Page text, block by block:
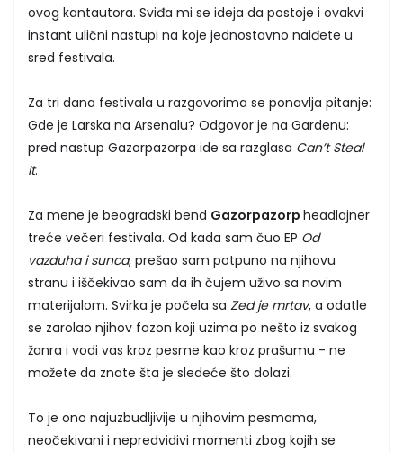
ovog kantautora. Sviđa mi se ideja da postoje i ovakvi
instant ulični nastupi na koje jednostavno naiđete u
sred festivala.
Za tri dana festivala u razgovorima se ponavlja pitanje:
Gde je Larska na Arsenalu? Odgovor je na Gardenu:
pred nastup Gazorpazorpa ide sa razglasa Can’t Steal
It.
Za mene je beogradski bend Gazorpazorp headlajner
treće večeri festivala. Od kada sam čuo EP Od
vazduha i sunca, prešao sam potpuno na njihovu
stranu i iščekivao sam da ih čujem uživo sa novim
materijalom. Svirka je počela sa Zed je mrtav, a odatle
se zarolao njihov fazon koji uzima po nešto iz svakog
žanra i vodi vas kroz pesme kao kroz prašumu - ne
možete da znate šta je sledeće što dolazi.
To je ono najuzbudljivije u njihovim pesmama,
neočekivani i nepredvidivi momenti zbog kojih se